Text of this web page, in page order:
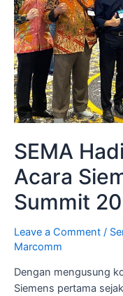
SEMA
Acara
Summit
Leave a Comment /
Marcomm
Dengan mengusung
Siemens pertama